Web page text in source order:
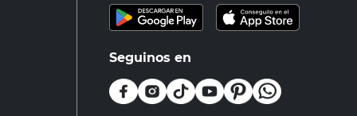
Seguinos en